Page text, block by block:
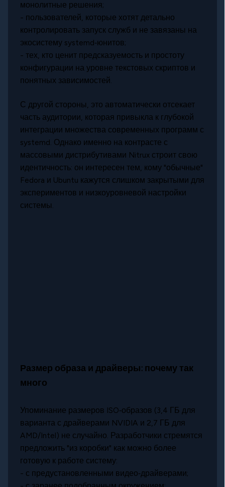
монолитные решения;
- пользователей, которые хотят детально
контролировать запуск служб и не завязаны на
экосистему systemd‑юнитов;
- тех, кто ценит предсказуемость и простоту
конфигурации на уровне текстовых скриптов и
понятных зависимостей.
С другой стороны, это автоматически отсекает
часть аудитории, которая привыкла к глубокой
интеграции множества современных программ с
systemd. Однако именно на контрасте с
массовыми дистрибутивами Nitrux строит свою
идентичность: он интересен тем, кому "обычные"
Fedora и Ubuntu кажутся слишком закрытыми для
экспериментов и низкоуровневой настройки
системы.
Размер образа и драйверы: почему так
много
Упоминание размеров ISO‑образов (3,4 ГБ для
варианта с драйверами NVIDIA и 2,7 ГБ для
AMD/Intel) не случайно. Разработчики стремятся
предложить "из коробки" как можно более
готовую к работе систему:
- с предустановленными видео‑драйверами;